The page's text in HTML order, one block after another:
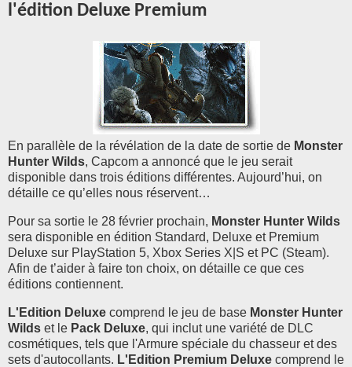
l'édition Deluxe Premium
En parallèle de la révélation de la date de sortie de Monster
Hunter Wilds, Capcom a annoncé que le jeu serait
disponible dans trois éditions différentes. Aujourd’hui, on
détaille ce qu’elles nous réservent…
Pour sa sortie le 28 février prochain, Monster Hunter Wilds
sera disponible en édition Standard, Deluxe et Premium
Deluxe sur PlayStation 5, Xbox Series X|S et PC (Steam).
Afin de t’aider à faire ton choix, on détaille ce que ces
éditions contiennent.
L'Edition Deluxe comprend le jeu de base Monster Hunter
Wilds et le Pack Deluxe, qui inclut une variété de DLC
cosmétiques, tels que l'Armure spéciale du chasseur et des
sets d'autocollants. L'Edition Premium Deluxe comprend le